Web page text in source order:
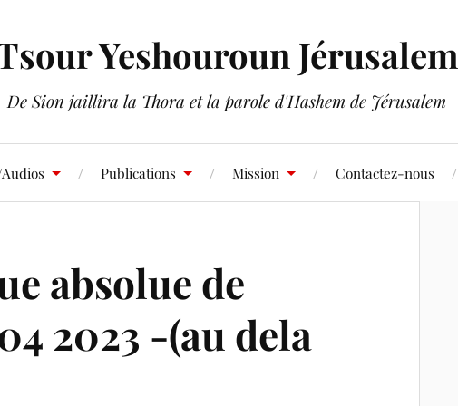
Yeshouroun Jérusalem
De Sion jaillira la Thora et la parole d'Hashem de Jérusalem
Publications Mission Contactez-nous
absolue de
2023 -(au dela